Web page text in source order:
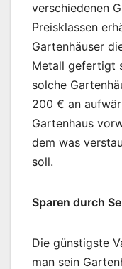
verschiedenen
Preisklassen
Gartenhäuser
Metall gefertigt
solche
200 € an
Gartenhaus
dem was
soll.
Sparen durch
Die günstigste
man sein